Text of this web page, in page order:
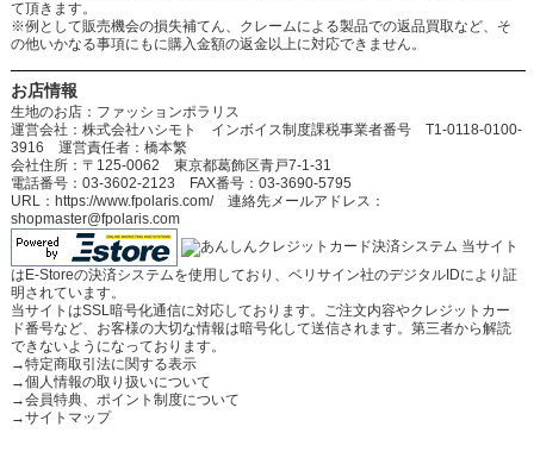
て頂きます。
※例として販売機会の損失補てん、クレームによる製品での返品買取など、そ
の他いかなる事項にもに購入金額の返金以上に対応できません。
お店情報
生地のお店：ファッションポラリス
運営会社：株式会社ハシモト インボイス制度課税事業者番号 T1-0118-0100-
3916 運営責任者：橋本繁
会社住所：〒125-0062 東京都葛飾区青戸7-1-31
電話番号：03-3602-2123 FAX番号：03-3690-5795
URL：https://www.fpolaris.com/ 連絡先メールアドレス：
shopmaster@fpolaris.com
当サイト
はE-Storeの決済システムを使用しており、ベリサイン社のデジタルIDにより証
明されています。
当サイトはSSL暗号化通信に対応しております。ご注文内容やクレジットカー
ド番号など、お客様の大切な情報は暗号化して送信されます。第三者から解読
できないようになっております。
→特定商取引法に関する表示
→個人情報の取り扱いについて
→会員特典、ポイント制度について
→サイトマップ